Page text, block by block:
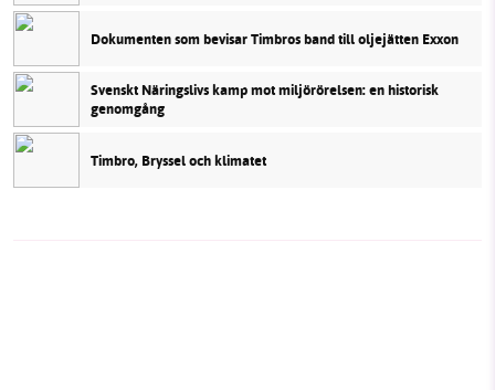
Dokumenten som bevisar Timbros band till oljejätten Exxon
Svenskt Näringslivs kamp mot miljörörelsen: en historisk
genomgång
Timbro, Bryssel och klimatet